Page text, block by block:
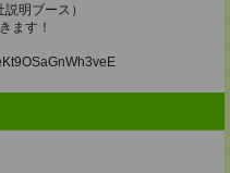
明ブース）
ます！